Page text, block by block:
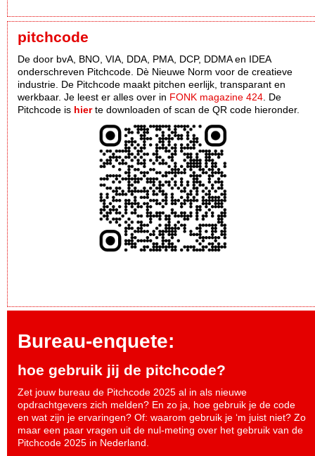
pitchcode
De door bvA, BNO, VIA, DDA, PMA, DCP, DDMA en IDEA
onderschreven Pitchcode. Dè Nieuwe Norm voor de creatieve
industrie. De Pitchcode maakt pitchen eerlijk, transparant en
werkbaar. Je leest er alles over in FONK magazine 424. De
Pitchcode is hierte downloaden of scan de QR code hieronder.
Bureau-enquete:
hoe gebruik jij de pitchcode?
Zet jouw bureau de Pitchcode 2025 al in als nieuwe
opdrachtgevers zich melden? En zo ja, hoe gebruik je de code
en wat zijn je ervaringen? Of: waarom gebruik je ‘m juist niet? Zo
maar een paar vragen uit de nul-meting over het gebruik van de
Pitchcode 2025 in Nederland.